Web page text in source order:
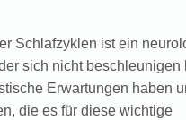
Schlafzyklen ist ein
sich nicht beschleunigen
Erwartungen haben
die es für diese wichtige